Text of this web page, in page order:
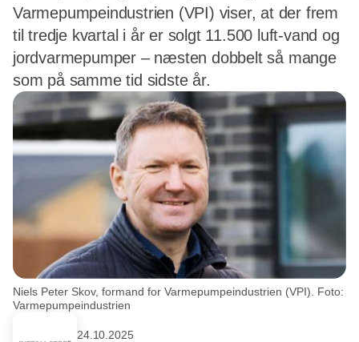
Varmepumpeindustrien (VPI) viser, at der frem
til tredje kvartal i år er solgt 11.500 luft-vand og
jordvarmepumper – næsten dobbelt så mange
som på samme tid sidste år.
Niels Peter Skov, formand for Varmepumpeindustrien (VPI). Foto:
Varmepumpeindustrien
24.10.2025